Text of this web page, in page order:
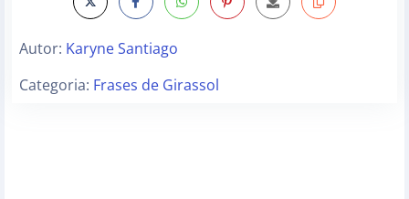
Autor: Karyne Santiago
Categoria: Frases de Girassol